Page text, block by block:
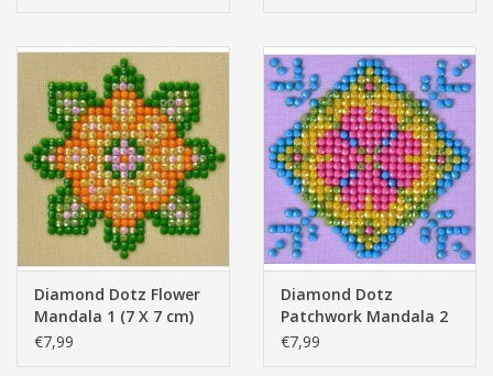
Diamond Dotz Flower
Mandala 1 (7 X 7 cm)
€7,99
Diamond Dotz
Patchwork Mandala 2
(7 X 7 cm)
€7,99